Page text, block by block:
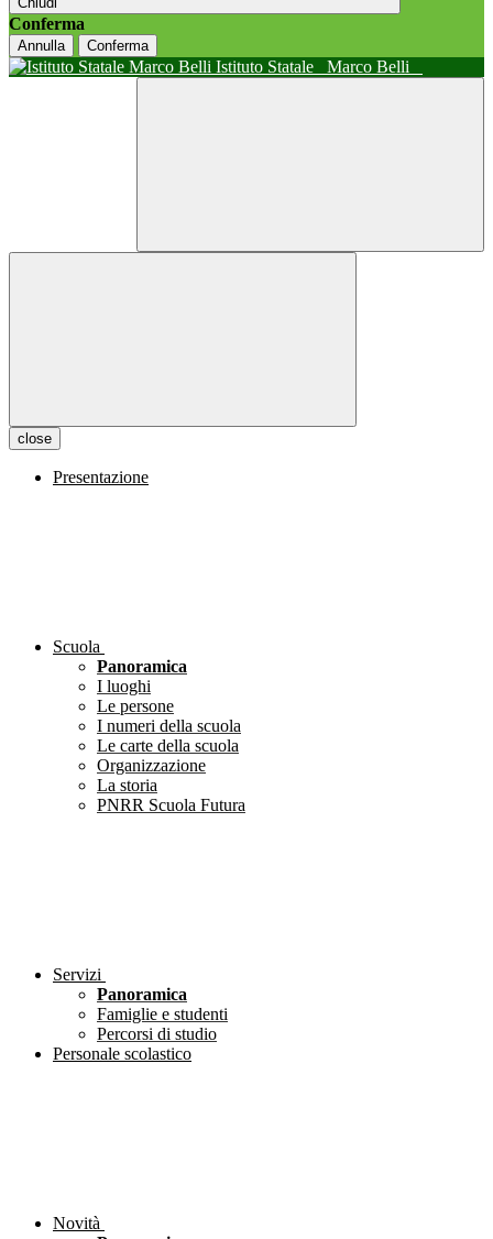
Conferma
Annulla Conferma
Istituto Statale Marco Belli
close
Presentazione
Scuola
Panoramica
I luoghi
Le persone
I numeri della scuola
Le carte della scuola
Organizzazione
La storia
PNRR Scuola Futura
Servizi
Panoramica
Famiglie e studenti
Percorsi di studio
Personale scolastico
Novità